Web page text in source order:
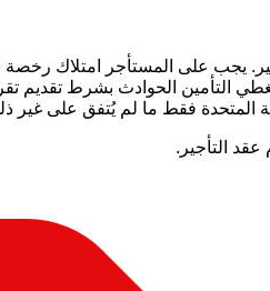
يجب على المستأجر امتلاك رخصة
المتحدة فقط ما لم يُتفق على غير
التأجير.